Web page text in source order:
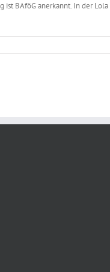
BAföG anerkannt. In der